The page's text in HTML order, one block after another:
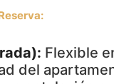
Flexible
del